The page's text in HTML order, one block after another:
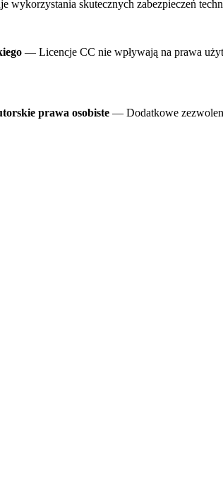
wykorzystania skutecznych zabezpieczeń
— Licencje CC nie wpływają na prawa
prawa osobiste — Dodatkowe